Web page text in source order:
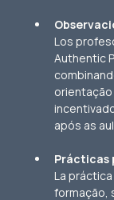
Los
Authentic
após as
Prácticas
La
formação,